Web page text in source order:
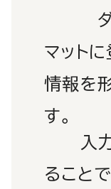
ダウ
マット
情報を
す。
入力
ること